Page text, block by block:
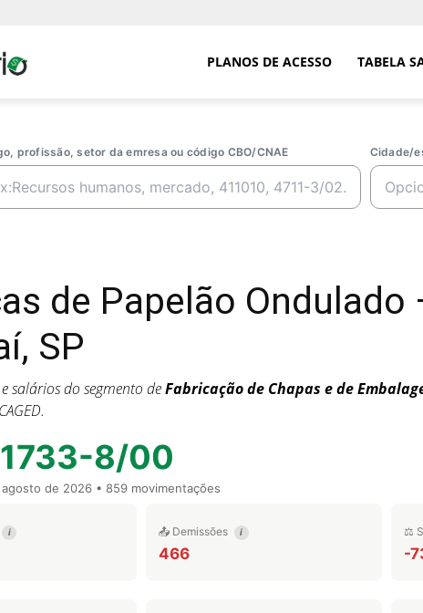
Portal PLANOS DE ACESSO TABELA
profissão, setor da emresa ou código CBO/CNAE Cidade/
de Papelão
SP
salários do segmento deFabricação de Chapas e de
1733-8/00
de 2026 • 859 movimentações
i 📤 Demissões i
466
⚖️
-